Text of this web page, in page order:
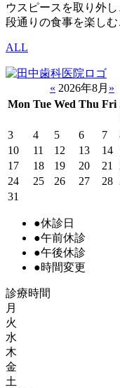
ウスピースを取り外
段通りの食事を楽しむ
ALL
« 2026年8月 »
Mon Tue Wed Thu Fri
3
4 5 6 7
10
11 12 13 14
17
18 19 20 21
24
25 26 27 28
31
●休診日
●午前休診
●午後休診
●時間変更
診療時間
月
火
水
木
金
土